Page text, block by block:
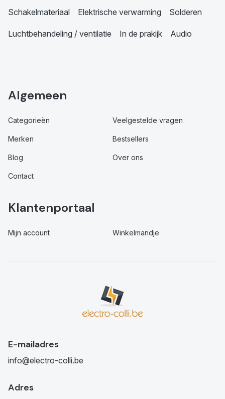
Schakelmateriaal Elektrische verwarming Solderen
Luchtbehandeling / ventilatie In de prakijk Audio
Algemeen
Categorieën Veelgestelde vragen
Merken Bestsellers
Blog Over ons
Contact
Klantenportaal
Mijn account Winkelmandje
E-mailadres
info@electro-colli.be
Adres